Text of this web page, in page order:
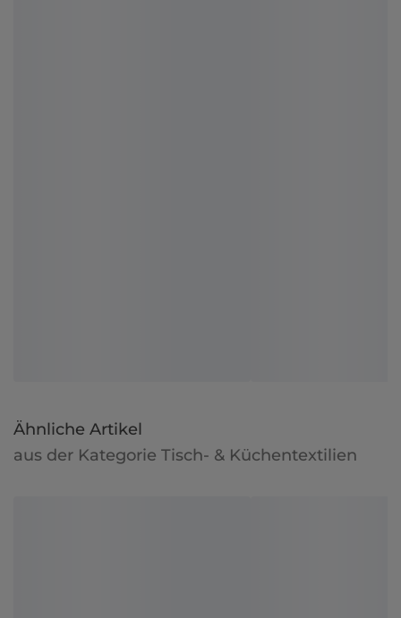
Ähnliche Artikel
aus der Kategorie Tisch- & Küchentextilien